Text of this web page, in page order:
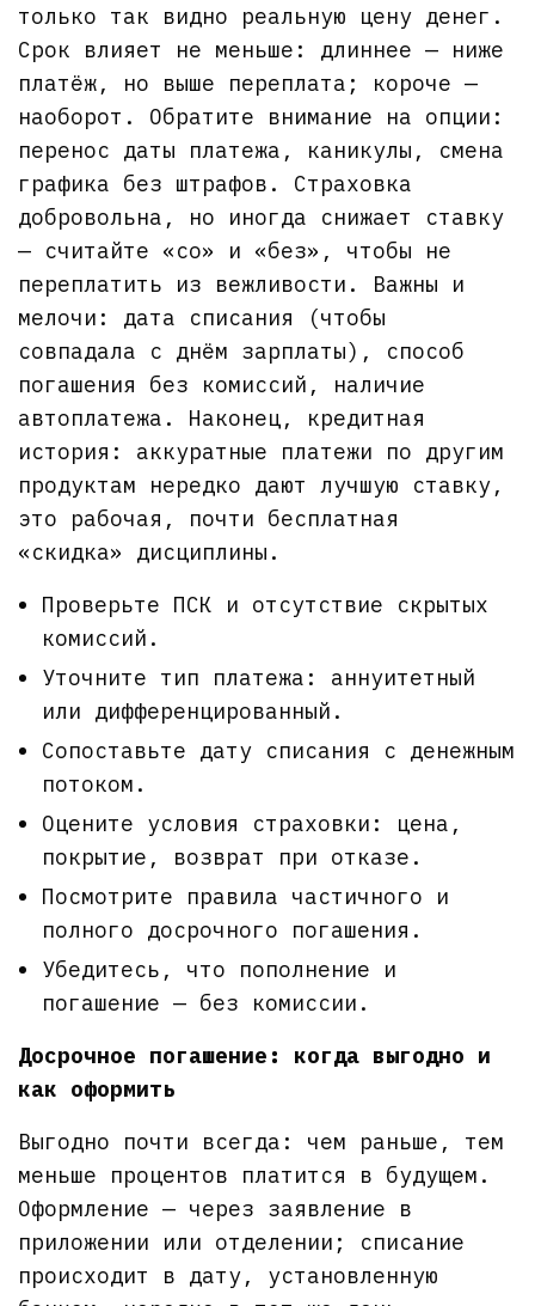
только так видно реальную цену денег.
Срок влияет не меньше: длиннее — ниже
платёж, но выше переплата; короче —
наоборот. Обратите внимание на опции:
перенос даты платежа, каникулы, смена
графика без штрафов. Страховка
добровольна, но иногда снижает ставку
— считайте «со» и «без», чтобы не
переплатить из вежливости. Важны и
мелочи: дата списания (чтобы
совпадала с днём зарплаты), способ
погашения без комиссий, наличие
автоплатежа. Наконец, кредитная
история: аккуратные платежи по другим
продуктам нередко дают лучшую ставку,
это рабочая, почти бесплатная
«скидка» дисциплины.
Проверьте ПСК и отсутствие скрытых
комиссий.
Уточните тип платежа: аннуитетный
или дифференцированный.
Сопоставьте дату списания с денежным
потоком.
Оцените условия страховки: цена,
покрытие, возврат при отказе.
Посмотрите правила частичного и
полного досрочного погашения.
Убедитесь, что пополнение и
погашение — без комиссии.
Досрочное погашение: когда выгодно и
как оформить
Выгодно почти всегда: чем раньше, тем
меньше процентов платится в будущем.
Оформление — через заявление в
приложении или отделении; списание
происходит в дату, установленную